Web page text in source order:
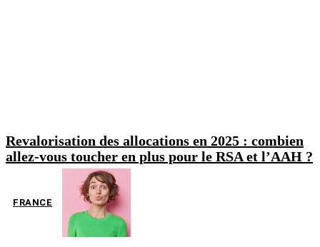
Revalorisation des allocations en 2025 : combien
allez-vous toucher en plus pour le RSA et l’AAH ?
FRANCE